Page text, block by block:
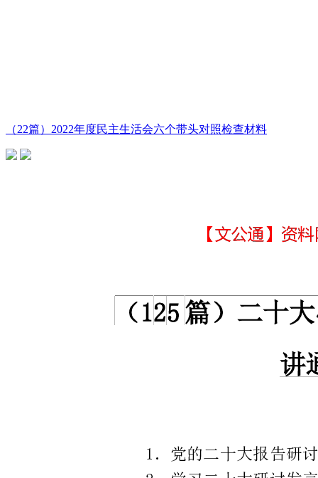
（22篇）2022年度民主生活会六个带头对照检查材料